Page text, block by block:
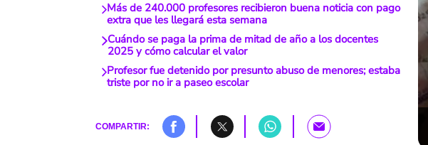
Más de 240.000 profesores recibieron buena noticia con pago
extra que les llegará esta semana
Cuándo se paga la prima de mitad de año a los docentes
2025 y cómo calcular el valor
Profesor fue detenido por presunto abuso de menores; estaba
triste por no ir a paseo escolar
COMPARTIR: